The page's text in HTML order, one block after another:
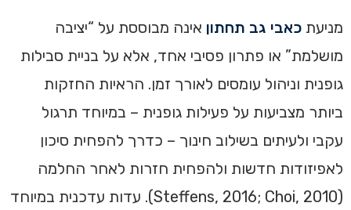
מניעת כאבי גב תחתון אינה מבוססת על “יציבה
מושלמת” או פתרון פסיבי אחד, אלא על בניית סבילות
גופנית וניהול עומסים לאורך זמן. הראיות החזקות
ביותר מצביעות על פעילות גופנית – במיוחד תרגול
עקבי ולעיתים בשילוב חינוך – כדרך להפחית סיכון
לאפיזודות חדשות ולהפחית חזרות לאחר החלמה
(Steffens, 2016; Choi, 2010). עדות עדכנית במיוחד